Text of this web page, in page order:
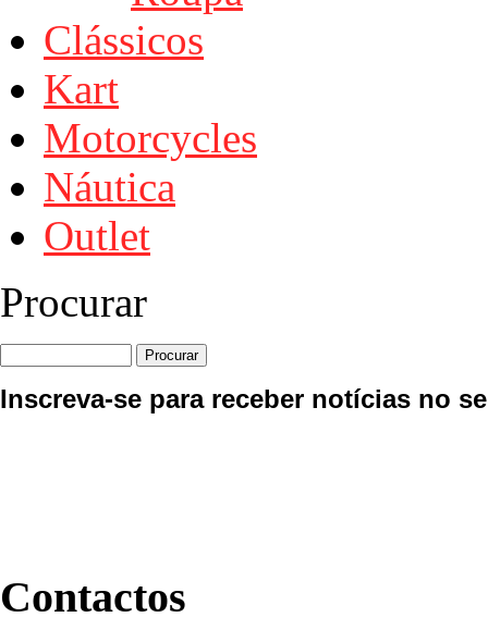
Clássicos
Kart
Motorcycles
Náutica
Outlet
Procurar
Inscreva-se para receber notícias no
Contactos